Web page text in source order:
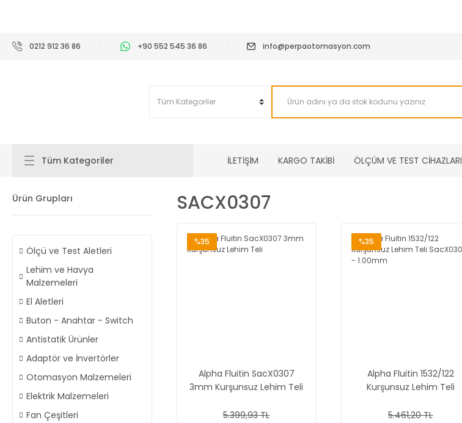
0212 912 36 86 +90 552 545 36 86 info@perpaotomasyon.com
Tüm Kategoriler İLETİŞİM KARGO TAKİBİ ÖLÇÜM VE TEST CİHAZLARI
Ürün Grupları
Ölçü ve Test Aletleri
Lehim ve Havya
Malzemeleri
El Aletleri
Buton - Anahtar - Switch
Antistatik Ürünler
Adaptör ve İnvertörler
Otomasyon Malzemeleri
Elektrik Malzemeleri
Fan Çeşitleri
SACX0307
%35
Alpha Fluitin SacX0307
3mm Kurşunsuz Lehim Teli
5.399,93 TL
%35
Alpha Fluitin 1532/122
Kurşunsuz Lehim Teli
5.461,20 TL